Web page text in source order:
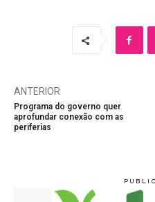
ANTERIOR
Programa do governo quer
aprofundar conexão com as
periferias